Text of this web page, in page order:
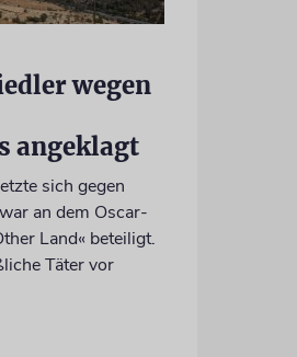
wegen
angeklagt
sich gegen
an dem Oscar-
Land« beteiligt.
Täter vor